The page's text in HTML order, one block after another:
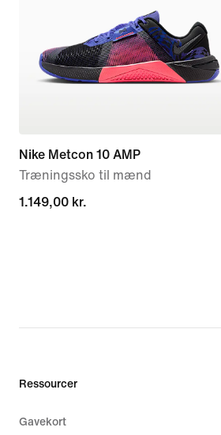
Nike Metcon 10 AMP
Træningssko til mænd
1.149,00 kr.
1.149,00 kr.
Ressourcer
Gavekort